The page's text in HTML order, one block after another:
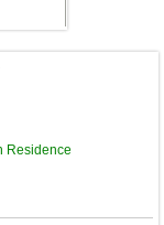
Residence